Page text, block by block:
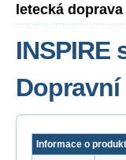
letecká doprava
INSPIRE
Dopravní
Informace o